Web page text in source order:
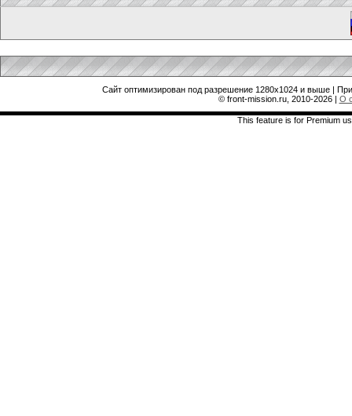
Сайт оптимизирован под разрешение 1280x1024 и выше |
© front-mission.ru, 2010-2026| О
This feature is for Premium